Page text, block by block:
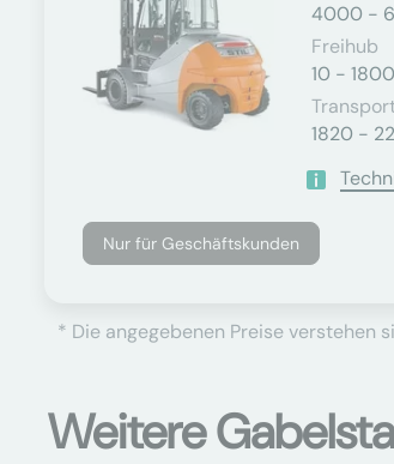
4000 -
Freihub
10 -
1820 -
Nur für Geschäftskunden
* Die angegebenen Preise verstehen
Weitere